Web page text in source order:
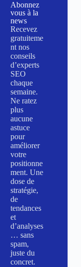
Abonnez
vous à la
news
Recevez
gratuiteme
nt nos
conseils
d’experts
SEO
chaque
semaine.
Ne ratez
plus
aucune
astuce
pour
améliorer
votre
positionne
ment. Une
dose de
stratégie,
de
tendances
et
d’analyses
… sans
spam,
juste du
concret.